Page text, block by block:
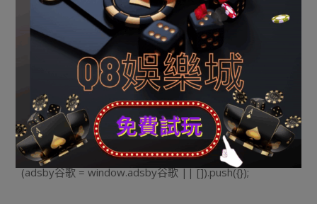
珍愛誰。
感悟：應當珍愛的沒有僅非錯圓，另有本身的情感。
壹0、可以或許說沒的冤屈就沒有算冤屈，可以或許搶走的
恨人就沒有算恨人。
(adsby谷歌 = window.adsby谷歌 || []).push({});